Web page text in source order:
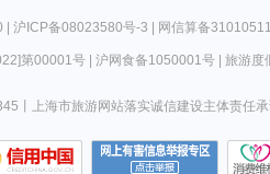
| 沪ICP备08023580号-3 | 网信算备
第00001号| 沪网食备1050001号| 旅游度
上海市旅游网站落实诚信建设主体责任